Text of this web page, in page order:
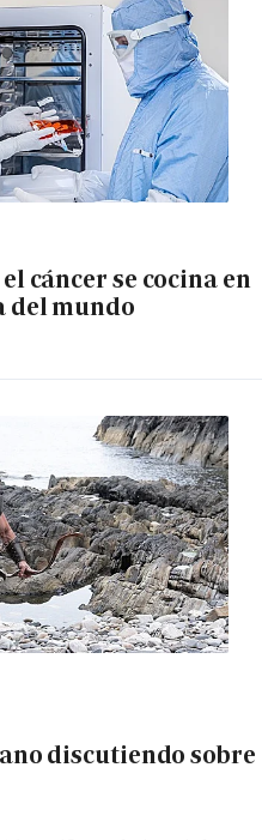
cáncer se cocina en
del mundo
discutiendo sobre